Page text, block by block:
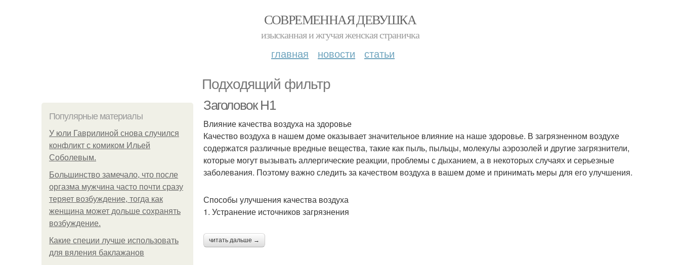
СОВРЕМЕННАЯ ДЕВУШКА
изысканная и жгучая женская страничка
главная новости статьи
Подходящий фильтр
Популярные материалы
У юли Гаврилиной снова случился
конфликт с комиком Ильей
Соболевым.
Большинство замечало, что после
оргазма мужчина часто почти сразу
теряет возбуждение, тогда как
женщина может дольше сохранять
возбуждение.
Какие специи лучше использовать
для вяления баклажанов
Заголовок H1
Влияние качества воздуха на здоровье
Качество воздуха в нашем доме оказывает значительное влияние на наше здоровье. В загрязненном воздухе
содержатся различные вредные вещества, такие как пыль, пыльцы, молекулы аэрозолей и другие загрязнители,
которые могут вызывать аллергические реакции, проблемы с дыханием, а в некоторых случаях и серьезные
заболевания. Поэтому важно следить за качеством воздуха в вашем доме и принимать меры для его улучшения.
Способы улучшения качества воздуха
1. Устранение источников загрязнения
читать дальше →